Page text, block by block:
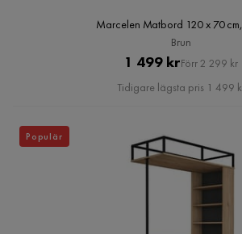
Marcelen Matbord 120 x 70
Brun
Pris
1 499 krOriginal
Pris
Förr 2 299 kr
Tidigare lägsta pris 1 499
Populär